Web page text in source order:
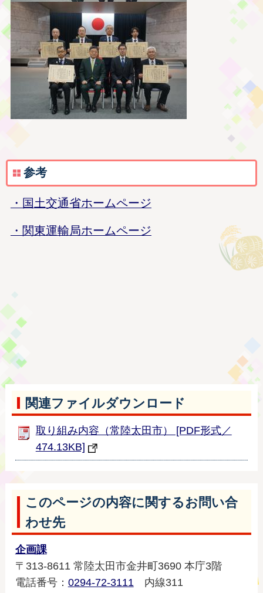
参考
・国土交通省ホームページ
・関東運輸局ホームページ
関連ファイルダウンロード
取り組み内容（常陸太田市） [PDF形式／
474.13KB]
このページの内容に関するお問い合
わせ先
企画課
〒313-8611 常陸太田市金井町3690 本庁3階
電話番号： 0294-72-3111内線311